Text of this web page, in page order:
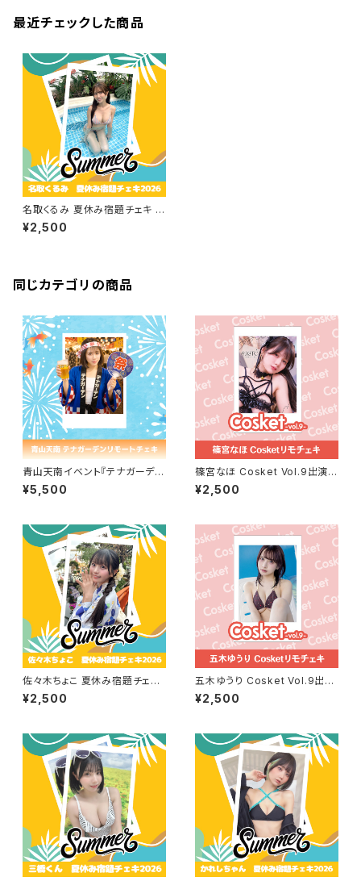
最近チェックした商品
名取くるみ 夏休み宿題チェキ 2
026
¥2,500
同じカテゴリの商品
青山天南イベント『テナガーデ
ン』リモートチェキセット
¥5,500
篠宮なほ Cosket Vol.9出演記
念リモチェキ
¥2,500
佐々木ちょこ 夏休み宿題チェキ
2026
¥2,500
五木ゆうり Cosket Vol.9出演
記念リモチェキ
¥2,500